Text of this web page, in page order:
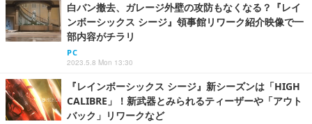
白バン撤去、ガレージ外壁の攻防もなくなる？『レイ
ンボーシックス シージ』領事館リワーク紹介映像で一
部内容がチラリ
PC
2023.5.8 Mon 13:30
『レインボーシックス シージ』新シーズンは「HIGH
CALIBRE」！新武器とみられるティーザーや「アウト
バック」リワークなど